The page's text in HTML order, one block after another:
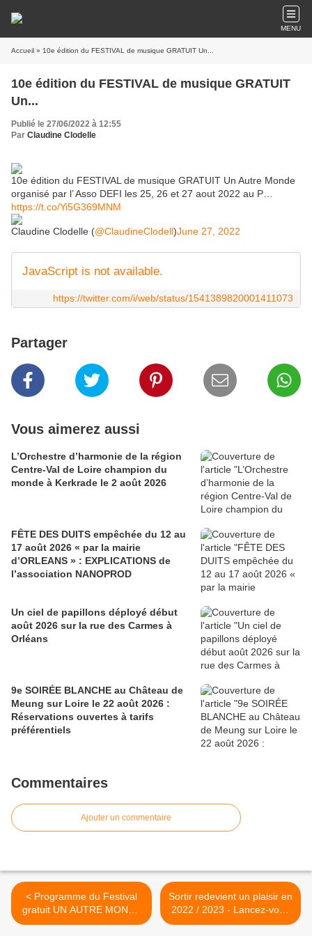
MENU
Accueil » 10e édition du FESTIVAL de musique GRATUIT Un...
10e édition du FESTIVAL de musique GRATUIT
Un...
Publié le 27/06/2022 à 12:55
Par Claudine Clodelle
10e édition du FESTIVAL de musique GRATUIT Un Autre Monde
organisé par l’ Asso DEFI les 25, 26 et 27 aout 2022 au P…
https://t.co/Yi5G369MNM
Claudine Clodelle (@ClaudineClodell)June 27, 2022
JavaScript is not available.
https://twitter.com/i/web/status/1541389820001411073
Partager
Vous aimerez aussi
L’Orchestre d’harmonie de la région
Centre-Val de Loire champion du
monde à Kerkrade le 2 août 2026
FÊTE DES DUITS empêchée du 12 au
17 août 2026 « par la mairie
d’ORLEANS » : EXPLICATIONS de
l’association NANOPROD
Un ciel de papillons déployé début
août 2026 sur la rue des Carmes à
Orléans
9e SOIRÉE BLANCHE au Château de
Meung sur Loire le 22 août 2026 :
Réservations ouvertes à tarifs
préférentiels
Commentaires
Ajouter un commentaire
< Programme du Festival
gratuit UN AUTRE MONDE
- 25, 26 et 27 aout 2022 –
Sortir redevient un plaisir en
2022 / 2023 - Lancez-vous
avec LA SCENE